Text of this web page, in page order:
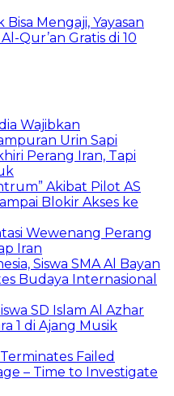
Bisa Mengaji, Yayasan
Qur’an Gratis di 10
Wajibkan
Urin Sapi
Perang Iran, Tapi
Akibat Pilot AS
Blokir Akses ke
Wewenang Perang
Iran
Siswa SMA Al Bayan
Budaya Internasional
SD Islam Al Azhar
1 di Ajang Musik
Failed
– Time to Investigate